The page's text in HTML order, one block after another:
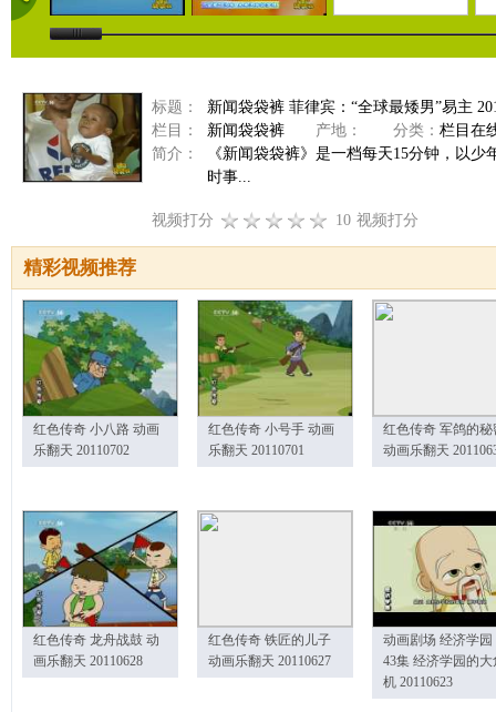
标题：
新闻袋袋裤 菲律宾：“全球最矮男”易主
栏目：
新闻袋袋裤 产地： 分类： 栏目在
简介：
《新闻袋袋裤》是一档每天15分钟，以
时事...
视频打分 10 视频打分
精彩视频推荐
红色传奇 小八路 动画
乐翻天 20110702
红色传奇 小号手 动画
乐翻天 20110701
红色传奇 军鸽的秘
动画乐翻天
红色传奇 龙舟战鼓 动
画乐翻天 20110628
红色传奇 铁匠的儿子
动画乐翻天 20110627
动画剧场 经济学园
43集 经济学园的大
机 20110623